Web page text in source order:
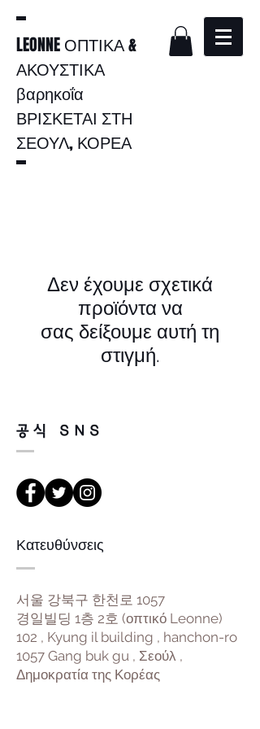
LEONNE ΟΠΤΙΚΑ &
ΑΚΟΥΣΤΙΚΑ
βαρηκοΐα
ΒΡΙΣΚΕΤΑΙ ΣΤΗ
ΣΕΟΥΛ, ΚΟΡΕΑ
Δεν έχουμε σχετικά
προϊόντα να
σας δείξουμε αυτή τη
στιγμή.
공식 SNS
Κατευθύνσεις
서울 강북구 한천로 1057
경일빌딩 1층 2호 (οπτικό Leonne)
102 , Kyung il building , hanchon-ro
1057 Gang buk gu , Σεούλ ,
Δημοκρατία της Κορέας